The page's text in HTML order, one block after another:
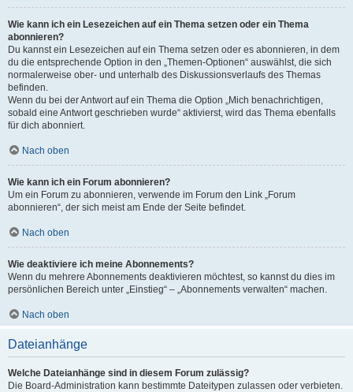
Wie kann ich ein Lesezeichen auf ein Thema setzen oder ein Thema
abonnieren?
Du kannst ein Lesezeichen auf ein Thema setzen oder es abonnieren, in dem
du die entsprechende Option in den „Themen-Optionen“ auswählst, die sich
normalerweise ober- und unterhalb des Diskussionsverlaufs des Themas
befinden.
Wenn du bei der Antwort auf ein Thema die Option „Mich benachrichtigen,
sobald eine Antwort geschrieben wurde“ aktivierst, wird das Thema ebenfalls
für dich abonniert.
Nach oben
Wie kann ich ein Forum abonnieren?
Um ein Forum zu abonnieren, verwende im Forum den Link „Forum
abonnieren“, der sich meist am Ende der Seite befindet.
Nach oben
Wie deaktiviere ich meine Abonnements?
Wenn du mehrere Abonnements deaktivieren möchtest, so kannst du dies im
persönlichen Bereich unter „Einstieg“ – „Abonnements verwalten“ machen.
Nach oben
Dateianhänge
Welche Dateianhänge sind in diesem Forum zulässig?
Die Board-Administration kann bestimmte Dateitypen zulassen oder verbieten.